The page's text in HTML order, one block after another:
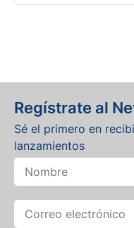
Regístrate al
Sé el primero en
lanzamientos